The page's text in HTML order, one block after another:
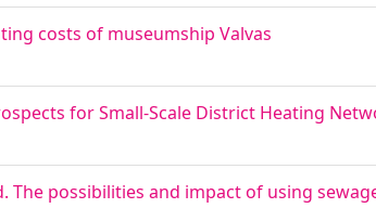
costs of museumship Valvas
for Small-Scale District Heating
possibilities and impact of using